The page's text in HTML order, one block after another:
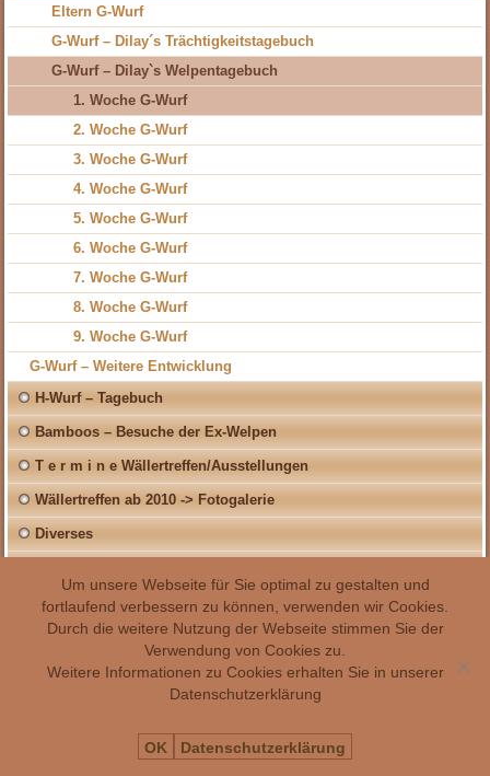
Eltern G-Wurf
G-Wurf – Dilay´s Trächtigkeitstagebuch
G-Wurf – Dilay`s Welpentagebuch
1. Woche G-Wurf
2. Woche G-Wurf
3. Woche G-Wurf
4. Woche G-Wurf
5. Woche G-Wurf
6. Woche G-Wurf
7. Woche G-Wurf
8. Woche G-Wurf
9. Woche G-Wurf
G-Wurf – Weitere Entwicklung
H-Wurf – Tagebuch
Bamboos – Besuche der Ex-Welpen
T e r m i n e Wällertreffen/Ausstellungen
Wällertreffen ab 2010 -> Fotogalerie
Diverses
Um unsere Webseite für Sie optimal zu gestalten und
fortlaufend verbessern zu können, verwenden wir Cookies.
Durch die weitere Nutzung der Webseite stimmen Sie der
Verwendung von Cookies zu.
Weitere Informationen zu Cookies erhalten Sie in unserer
Datenschutzerklärung
OK Datenschutzerklärung